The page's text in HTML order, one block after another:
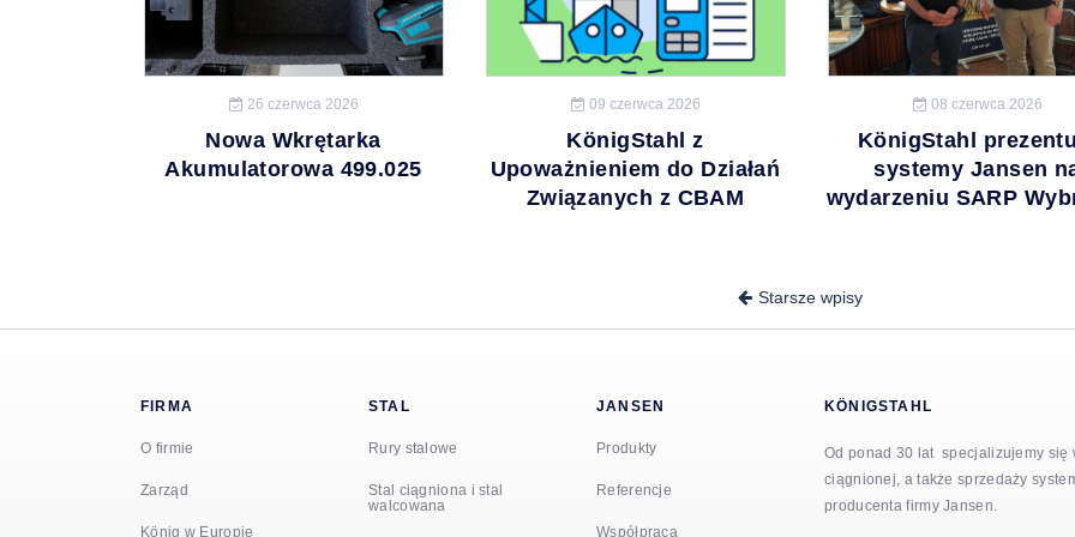
26 czerwca 2026
Nowa Wkrętarka
Akumulatorowa 499.025
09 czerwca 2026
KönigStahl z
Upoważnieniem do Działań
Związanych z CBAM
08 czerwca 2026
KönigStahl
systemy Jansen
wydarzeniu SARP
po
Starsze wpisy
FIRMA
O firmie
Zarząd
König w Europie
STAL
Rury stalowe
Stal ciągniona i stal
walcowana
JANSEN
Produkty
Referencje
Współpraca
KÖNIGSTAHL
Od ponad 30 lat specjalizujemy się
ciągnionej, a także sprzedaży
producenta firmy Jansen.